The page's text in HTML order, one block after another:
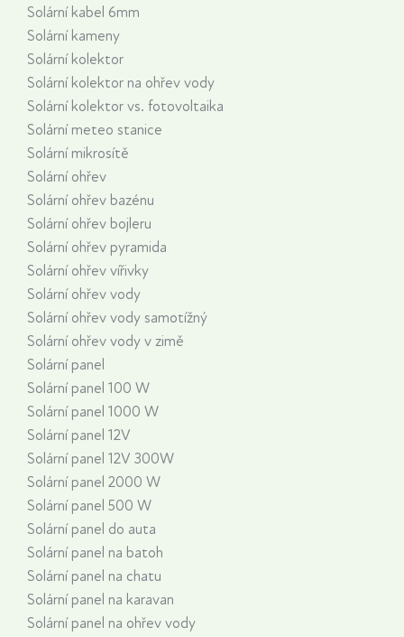
Solární kabel 6mm
Solární kameny
Solární kolektor
Solární kolektor na ohřev vody
Solární kolektor vs. fotovoltaika
Solární meteo stanice
Solární mikrosítě
Solární ohřev
Solární ohřev bazénu
Solární ohřev bojleru
Solární ohřev pyramida
Solární ohřev vířivky
Solární ohřev vody
Solární ohřev vody samotížný
Solární ohřev vody v zimě
Solární panel
Solární panel 100 W
Solární panel 1000 W
Solární panel 12V
Solární panel 12V 300W
Solární panel 2000 W
Solární panel 500 W
Solární panel do auta
Solární panel na batoh
Solární panel na chatu
Solární panel na karavan
Solární panel na ohřev vody